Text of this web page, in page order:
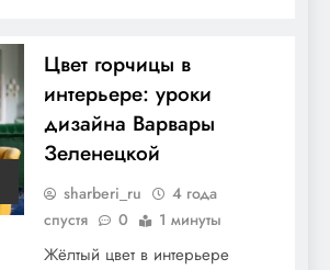
Цвет горчицы в
интерьере: уроки
дизайна Варвары
Зеленецкой
sharberi_ru
4 года
спустя
0 1 минуты
Жёлтый цвет в интерьере